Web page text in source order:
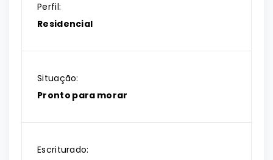
Perfil:
Residencial
Situação:
Pronto para morar
Escriturado: